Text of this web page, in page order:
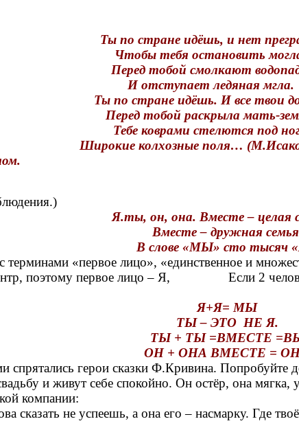
Ты по стране идёшь, и нет
Чтобы тебя остановить
Перед тобой смолкают
И отступает ледяная мгла.
Ты по стране идёшь. И все твои
Перед тобой раскрыла мать-
Тебе коврами стелются под
Широкие колхозные поля…
Я.ты, он, она. Вместе – целая
Вместе – дружная
В слове «МЫ» сто тысяч
терминами «первое лицо», «единственное и
поэтому первое лицо – Я, Если 2
Я+Я= МЫ
ТЫ – ЭТО НЕ Я.
ТЫ + ТЫ =ВМЕСТЕ
ОН + ОНА ВМЕСТЕ =
спрятались герои сказки Ф.Кривина. Попробуйте
и живут себе спокойно. Он остёр, она мягка,
компании:
сказать не успеешь, а она его – насмарку. Где